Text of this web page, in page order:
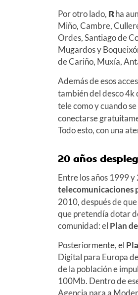
Por otro lado, Rha
Miño, Cambre,
Ordes, Santiago de
Mugardos y
de Cariño, Muxía,
Además de esos
también del desco 4k
tele como y cuando
conectarse
Todo esto, con una
20 años
Entre los años 1999
telecomunicaciones
2010, después de que
que pretendía dotar
comunidad: el Plan
Posteriormente, el
Digital para Europa
de la población e
100Mb. Dentro de
Agencia para a